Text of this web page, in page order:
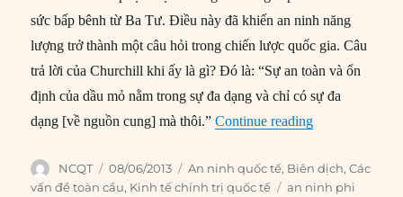
sức bấp bênh từ Ba Tư. Điều này đã khiến an ninh năng
lượng trở thành một câu hỏi trong chiến lược quốc gia. Câu
trả lời của Churchill khi ấy là gì? Đó là: “Sự an toàn và ổn
định của dầu mỏ nằm trong sự đa dạng và chỉ có sự đa
dạng [về nguồn cung] mà thôi.”Continue reading“#14 – Đảm
Author
NCQT
Posted
on
08/06/2013 Categories
An ninh quốc tế, Biên dịch,Các
vấn đề toàn cầu, Kinh tế chính trị quốc tế Tags
an ninh phi